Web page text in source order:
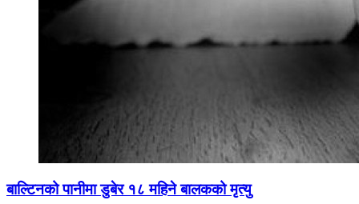
बाल्टिनको पानीमा डुबेर १८ महिने बालकको मृत्यु